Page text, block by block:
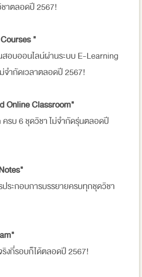
ชาตลอดปี 2567!
"
อบออนไลน์ผ่านระบบ E-Learning
จำกัดเวลาตลอดปี 2567!
Online Classroom"
รบ 6 ชุดวิชา ไม่จำกัดรุ่นตลอดปี
ระกอบการบรรยายครบทุกชุดวิชา
งกี่รอบก็ได้ตลอดปี 2567!